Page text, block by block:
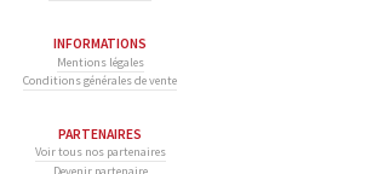
INFORMATIONS
Mentions légales
Conditions générales de vente
PARTENAIRES
Voir tous nos partenaires
Devenir partenaire